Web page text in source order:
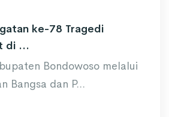
ke-78 Tragedi
di ...
Bondowoso melalui
Bangsa dan P...